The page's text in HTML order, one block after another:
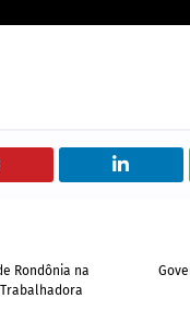
Rondônia na